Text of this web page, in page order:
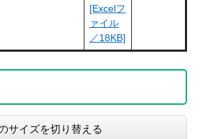
[Excelフ
ァイル
／18KB]
サイズを切り替える